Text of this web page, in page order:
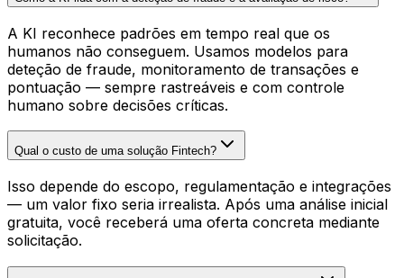
A KI reconhece padrões em tempo real que os
humanos não conseguem. Usamos modelos para
deteção de fraude, monitoramento de transações e
pontuação — sempre rastreáveis e com controle
humano sobre decisões críticas.
Qual o custo de uma solução Fintech?
Isso depende do escopo, regulamentação e integrações
— um valor fixo seria irrealista. Após uma análise inicial
gratuita, você receberá uma oferta concreta mediante
solicitação.